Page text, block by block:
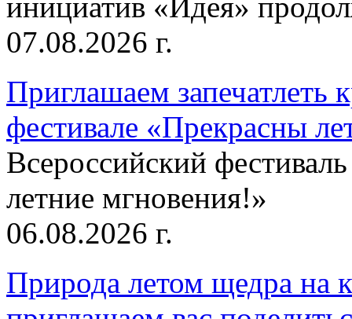
07.08.2026 г.
Приглашаем запечатлеть
фестивале «Прекрасны
Всероссийский
летние мгновения!»
06.08.2026 г.
Природа летом щедра на